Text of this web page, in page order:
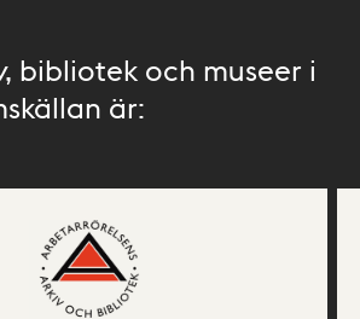
bibliotek och museer i
är: